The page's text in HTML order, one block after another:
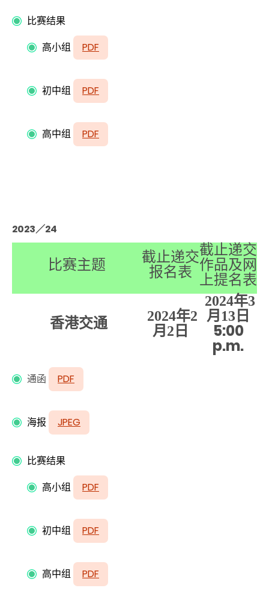
比赛结果
高小组
PDF
初中组 PDF
高中组 PDF
2023／24
比赛主题
截止递交
报名表
截止递交
作品及网
上提名表
香港交通 2024年2
月2 日
2024年3
月13 日
5:00
p.m.
通函 PDF
海报 JPEG
比赛结果
高小组
PDF
初中组 PDF
高中组 PDF